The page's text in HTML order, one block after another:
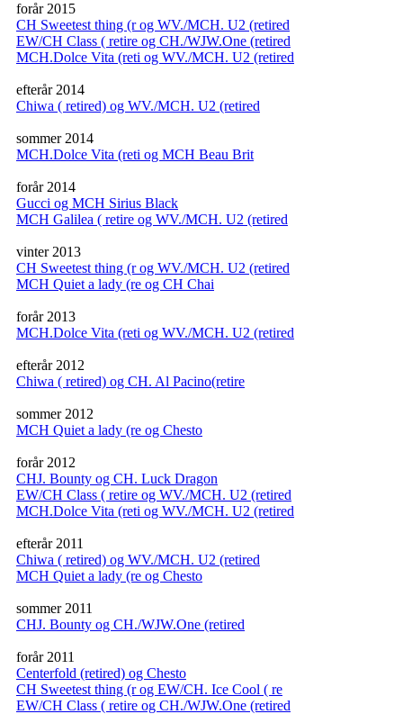
forår 2015
CH Sweetest thing (r og WV./MCH. U2 (retired
EW/CH Class ( retire og CH./WJW.One (retired
MCH.Dolce Vita (reti og WV./MCH. U2 (retired
efterår 2014
Chiwa ( retired) og WV./MCH. U2 (retired
sommer 2014
MCH.Dolce Vita (reti og MCH Beau Brit
forår 2014
Gucci og MCH Sirius Black
MCH Galilea ( retire og WV./MCH. U2 (retired
vinter 2013
CH Sweetest thing (r og WV./MCH. U2 (retired
MCH Quiet a lady (re og CH Chai
forår 2013
MCH.Dolce Vita (reti og WV./MCH. U2 (retired
efterår 2012
Chiwa ( retired) og CH. Al Pacino(retire
sommer 2012
MCH Quiet a lady (re og Chesto
forår 2012
CHJ. Bounty og CH. Luck Dragon
EW/CH Class ( retire og WV./MCH. U2 (retired
MCH.Dolce Vita (reti og WV./MCH. U2 (retired
efterår 2011
Chiwa ( retired) og WV./MCH. U2 (retired
MCH Quiet a lady (re og Chesto
sommer 2011
CHJ. Bounty og CH./WJW.One (retired
forår 2011
Centerfold (retired) og Chesto
CH Sweetest thing (r og EW/CH. Ice Cool ( re
EW/CH Class ( retire og CH./WJW.One (retired